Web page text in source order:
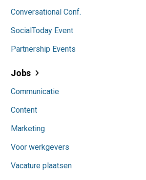
Conversational Conf.
SocialToday Event
Partnership Events
Jobs
Communicatie
Content
Marketing
Voor werkgevers
Vacature plaatsen